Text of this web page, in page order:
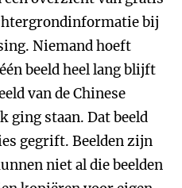
bij
Niemand hoeft
beeld heel lang blijft
van de Chinese
ging staan. Dat beeld
gegrift. Beelden zijn
niet al die beelden